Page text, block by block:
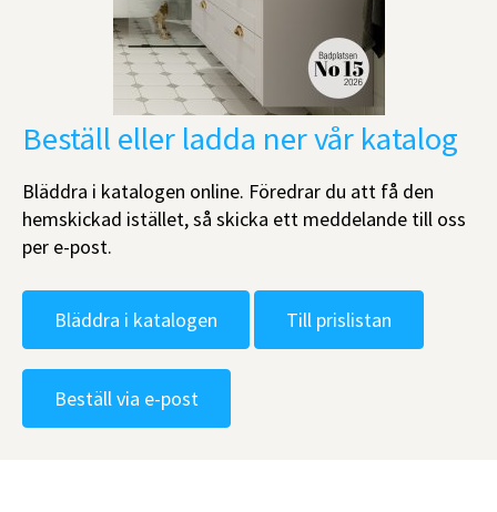
Beställ eller ladda ner vår katalog
Bläddra i katalogen online. Föredrar du att få den
hemskickad istället, så skicka ett meddelande till oss
per e-post.
Bläddra i katalogen Till prislistan
Beställ via e-post